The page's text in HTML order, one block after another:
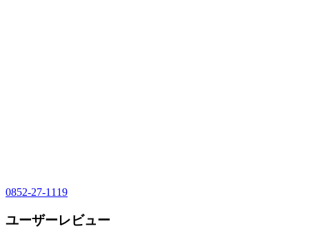
0852-27-1119
ユーザーレビュー